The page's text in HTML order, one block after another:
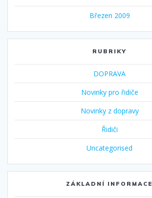
Březen 2009
RUBRIKY
DOPRAVA
Novinky pro řidiče
Novinky z dopravy
Řidiči
Uncategorised
ZÁKLADNÍ INFORMACE